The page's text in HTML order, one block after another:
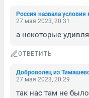
27 мая 2023, 20:31
а некоторые
ОТВЕТИТЬ
Доброволец из
27 мая 2023, 20:29
так нас там не